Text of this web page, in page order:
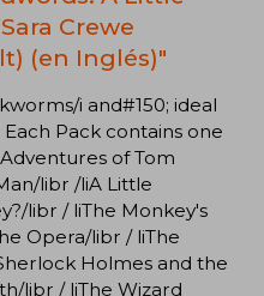
Crewe
(en Inglés)"
i and#150; ideal
Pack contains one
of Tom
libr /liA Little
libr / liThe Monkey's
Opera/libr / liThe
Holmes and the
libr / liThe Wizard